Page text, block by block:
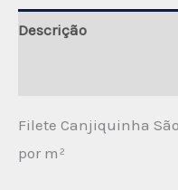
Descrição
Filete Canjiquinha
por m²